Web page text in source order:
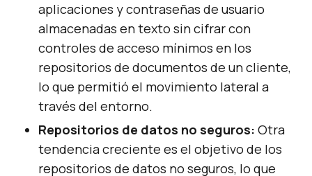
aplicaciones y contraseñas de usuario
almacenadas en texto sin cifrar con
controles de acceso mínimos en los
repositorios de documentos de un cliente,
lo que permitió el movimiento lateral a
través del entorno.
Repositorios de datos no seguros: Otra
tendencia creciente es el objetivo de los
repositorios de datos no seguros, lo que